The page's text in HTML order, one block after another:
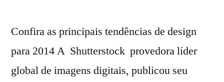
Confira as principais tendências de design
para 2014 A Shutterstock provedora líder
global de imagens digitais, publicou seu